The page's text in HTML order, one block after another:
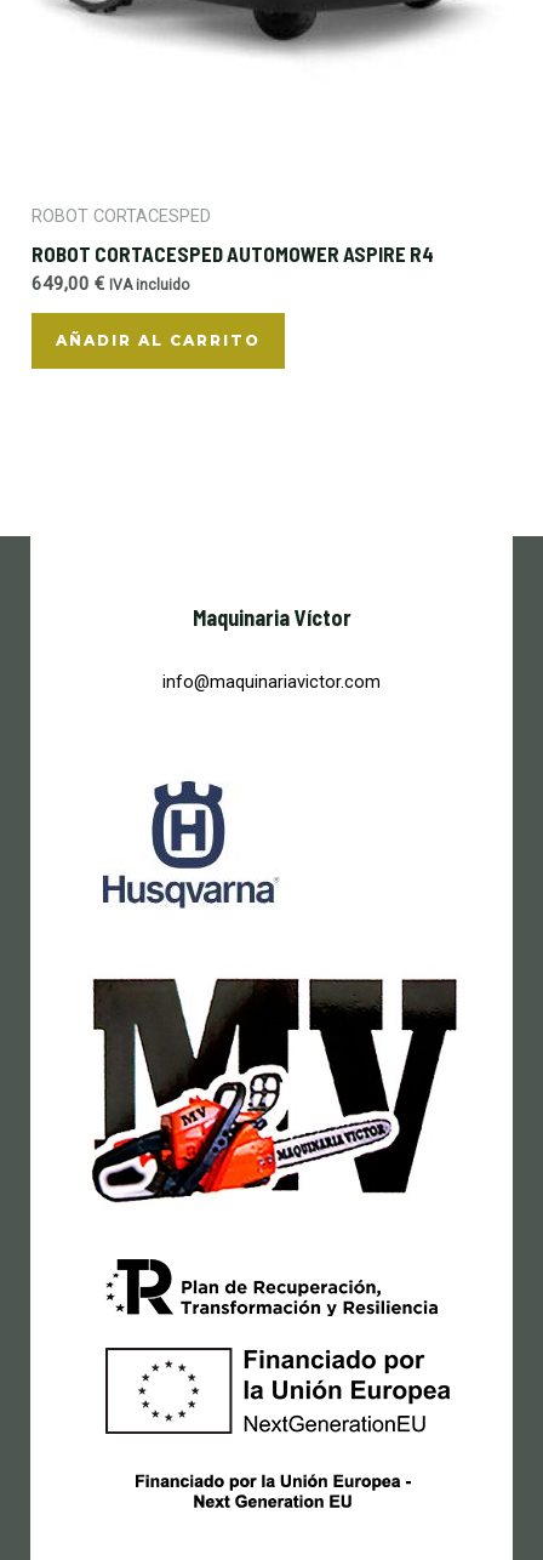
ROBOT CORTACESPED
ROBOT CORTACESPED AUTOMOWER ASPIRE R4
649,00€ IVA incluido
AÑADIR AL CARRITO
Maquinaria Víctor
info@maquinariavictor.com